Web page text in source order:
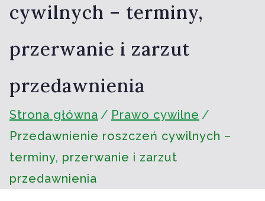
cywilnych – terminy,
przerwanie i zarzut
przedawnienia
Strona główna
Prawo cywilne
Przedawnienie roszczeń cywilnych –
terminy, przerwanie i zarzut
przedawnienia